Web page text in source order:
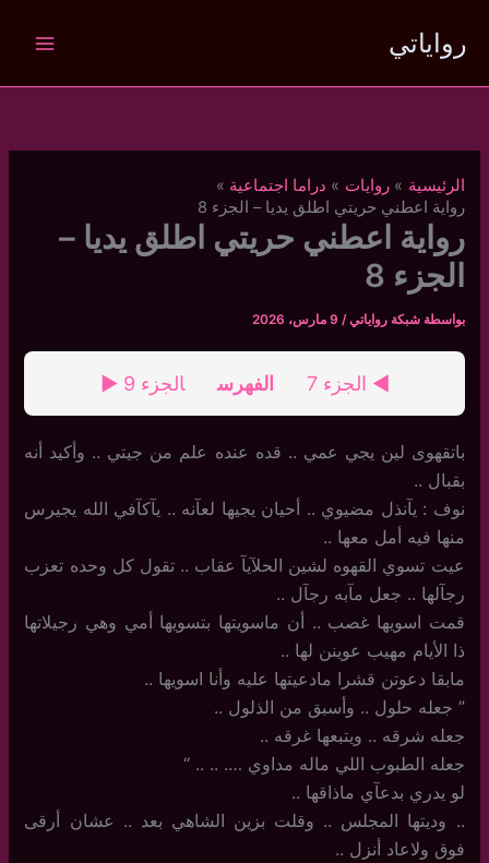
المحتوى
رواياتي
الرئيسية روايات
دراما اجتماعية
رواية اعطني حريتي اطلق يديا – الجزء 8
رواية اعطني حريتي اطلق يديا –
الجزء 8
بواسطة شبكة رواياتي/ 9 مارس، 2026
◄ الجزء 7 الفهرس الجزء 9 ►
باتقهوى لين يجي عمي .. قده عنده علم من جيتي .. وأكيد أنه
بقبال ..
نوف : يآنذل مضيوي .. أحيان يجيها لعآنه .. يآكآفي الله يجيرس
منها فيه أمل معها ..
عيت تسوي القهوه لشين الحلآيآ عقاب .. تقول كل وحده تعزب
رجآلها .. جعل مآبه رجآل ..
قمت اسويها غصب .. أن ماسويتها بتسويها أمي وهي رجيلاتها
ذا الأيام مهيب عوينن لها ..
مابقا دعوتن قشرا مادعيتها عليه وأنا اسويها ..
‏”‏ جعله حلول .. وأسبق من الذلول ..
جعله شرقه .. ويتبعها غرقه ..
جعله الطبوب اللي ماله مداوي …. .. .. “
لو يدري بدعآي ماذاقها .. ‏
..‏ وديتها المجلس .. وقلت بزين الشاهي بعد .. عشان أرقى
فوق ولاعاد أنزل ..